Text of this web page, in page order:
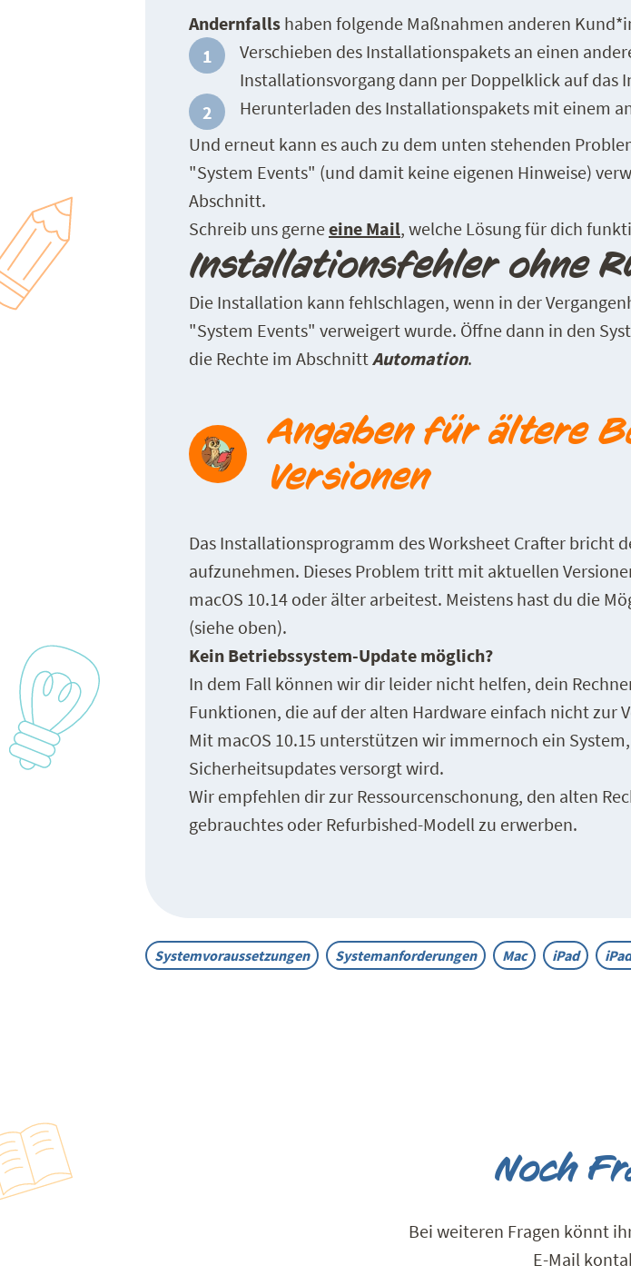
Andernfalls haben folgende Maßnahmen anderen
Verschieben des Installationspakets an einen
Installationsvorgang dann per Doppelklick auf das
Herunterladen des Installationspakets mit einem
Und erneut kann es auch zu dem unten stehenden
"System Events" (und damit keine eigenen Hinweise)
Abschnitt.
Schreib uns gerneeine Mail, welche Lösung für dich
Installationsfehler ohne
Die Installation kann fehlschlagen, wenn in der
"System Events" verweigert wurde. Öffne dann in den
die Rechte im AbschnittAutomation.
Angaben für ältere
Versionen
Das Installationsprogramm des Worksheet Crafter bricht
aufzunehmen. Dieses Problem tritt mit aktuellen
macOS 10.14 oder älter arbeitest. Meistens hast du die
(siehe oben).
Kein Betriebssystem-Update möglich?
In dem Fall können wir dir leider nicht helfen, dein
Funktionen, die auf der alten Hardware einfach nicht zur
Mit macOS 10.15 unterstützen wir immernoch ein
Sicherheitsupdates versorgt wird.
Wir empfehlen dir zur Ressourcenschonung, den alten
gebrauchtes oder Refurbished-Modell zu erwerben.
Systemvoraussetzungen Systemanforderungen Mac iPad
Noch
Bei weiteren Fragen könnt
E-Mail